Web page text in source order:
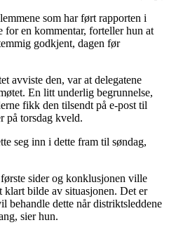
som har ført rapporten i
for en kommentar, forteller hun at
godkjent, dagen før
avviste den, var at delegatene
En litt underlig begrunnelse,
fikk den tilsendt på e-post til
på torsdag kveld.
seg inn i dette fram til søndag,
sider og konklusjonen ville
klart bilde av situasjonen. Det er
behandle dette når distriktsleddene
sier hun.